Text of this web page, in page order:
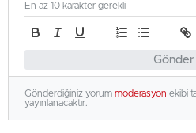
Gönder
En az 10 karakter gerekli
Gönderdiğiniz yorum moderasyon ekibi
yayınlanacaktır.